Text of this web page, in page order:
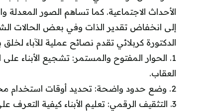
الأحداث الاجتماعية. كما تساهم الصور المعدلة
إلى انخفاض تقدير الذات وفي بعض الحالات
الدكتورة كربلائي تقدم نصائح عملية للآباء لخلق
1. الحوار المفتوح والمستمر: تشجيع الأبناء
العقاب.
2. وضع حدود واضحة: تحديد أوقات استخدام محددة وتشجيع الأنشطة البديلة.
3. التثقيف الرقمي: تعليم الأبناء كيفية التعرف على المحتوى المضلل وأهمية الخصوصية الرقمية.